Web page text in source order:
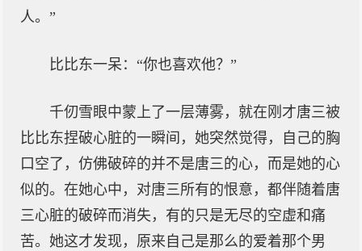
人。”
比比东一呆：“你也喜欢他？”
千仞雪眼中蒙上了一层薄雾，就在刚才唐三被
比比东捏破心脏的一瞬间，她突然觉得，自己的胸
口空了，仿佛破碎的并不是唐三的心，而是她的心
似的。在她心中，对唐三所有的恨意，都伴随着唐
三心脏的破碎而消失，有的只是无尽的空虚和痛
苦。她这才发现，原来自己是那么的爱着那个男